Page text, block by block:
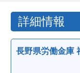
詳細情報
長野県労働金庫